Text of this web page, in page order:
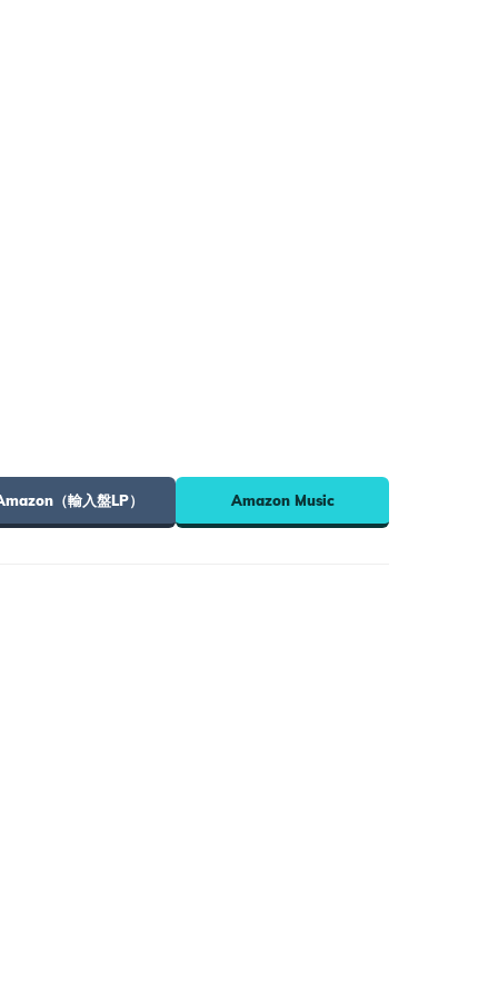
（輸入盤LP） Amazon Music